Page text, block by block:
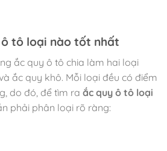
tô loại nào tốt nhất
ắc quy ô tô chia làm hai loại
ắc quy khô. Mỗi loại đều có điểm
do đó, để tìm ra ắc quy ô tô loại
phải phân loại rõ ràng: